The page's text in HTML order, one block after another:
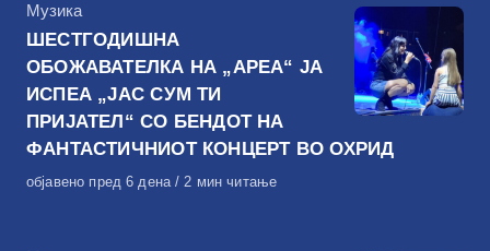
КАтегорија
Музика
ШЕСТГОДИШНА
ОБОЖАВАТЕЛКА НА „АРЕА“ ЈА
ИСПЕА „ЈАС СУМ ТИ
ПРИЈАТЕЛ“ СО БЕНДОТ НА
ФАНТАСТИЧНИОТ КОНЦЕРТ ВО ОХРИД
Објавено
објавено пред 6 дена 2 мин читање